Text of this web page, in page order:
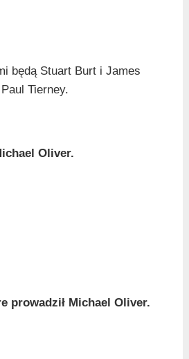
będą Stuart Burt i James
Tierney.
Oliver.
prowadził Michael Oliver.